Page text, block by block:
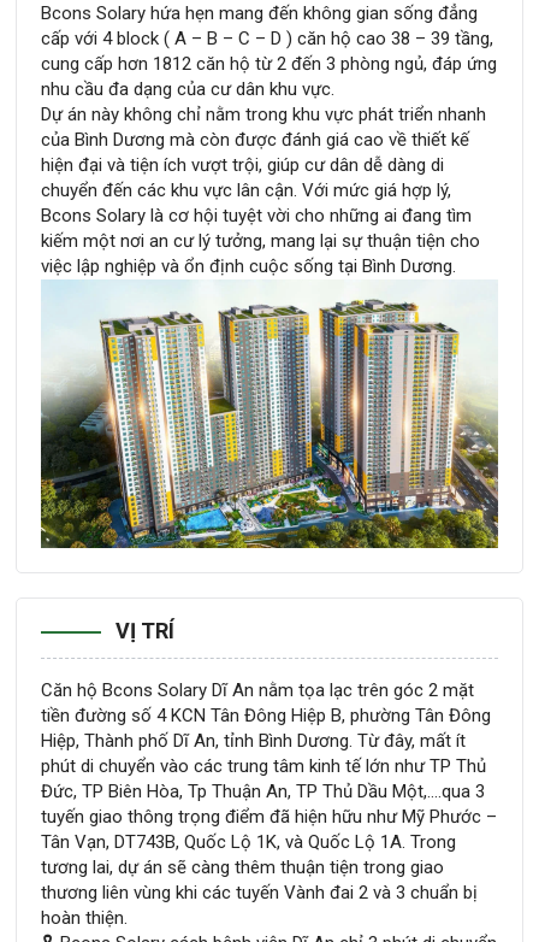
Bcons Solary hứa hẹn mang đến không gian sống đẳng
cấp với 4 block ( A – B – C – D ) căn hộ cao 38 – 39 tầng,
cung cấp hơn 1812 căn hộ từ 2 đến 3 phòng ngủ, đáp ứng
nhu cầu đa dạng của cư dân khu vực.
Dự án này không chỉ nằm trong khu vực phát triển nhanh
của Bình Dương mà còn được đánh giá cao về thiết kế
hiện đại và tiện ích vượt trội, giúp cư dân dễ dàng di
chuyển đến các khu vực lân cận. Với mức giá hợp lý,
Bcons Solary là cơ hội tuyệt vời cho những ai đang tìm
kiếm một nơi an cư lý tưởng, mang lại sự thuận tiện cho
việc lập nghiệp và ổn định cuộc sống tại Bình Dương.
VỊ TRÍ
Căn hộ Bcons Solary Dĩ An nằm tọa lạc trên góc 2 mặt
tiền đường số 4 KCN Tân Đông Hiệp B, phường Tân Đông
Hiệp, Thành phố Dĩ An, tỉnh Bình Dương. Từ đây, mất ít
phút di chuyển vào các trung tâm kinh tế lớn như TP Thủ
Đức, TP Biên Hòa, Tp Thuận An, TP Thủ Dầu Một,….qua 3
tuyến giao thông trọng điểm đã hiện hữu như Mỹ Phước –
Tân Vạn, DT743B, Quốc Lộ 1K, và Quốc Lộ 1A. Trong
tương lai, dự án sẽ càng thêm thuận tiện trong giao
thương liên vùng khi các tuyến Vành đai 2 và 3 chuẩn bị
hoàn thiện.